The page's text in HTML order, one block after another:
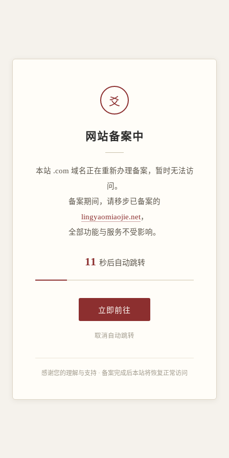
爻
网站备案中
本站 .com 域名正在重新办理备案，暂时无法访
问。
备案期间，请移步已备案的
lingyaomiaojie.net，
全部功能与服务不受影响。
11 秒后自动跳转
立即前往
取消自动跳转
感谢您的理解与支持 · 备案完成后本站将恢复正常访问